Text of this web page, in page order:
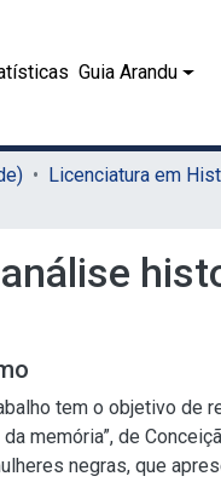
Guia Arandu
tem o objetivo de
da memória”, de
negras, que